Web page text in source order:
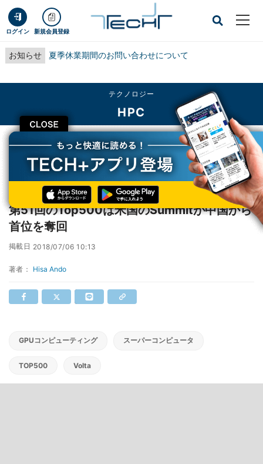
ログイン 新規会員登録
お知らせ 夏季休業期間のお問い合わせについて
CLOSE
テクノロジー
HPC
TECH+ テクノロジー
HPC
第51回のTop500は米国のSummitが中国から首位を奪回
第51回のTop500は米国のSummitが中国から
首位を奪回
掲載日 2018/07/06 10:13
著者： Hisa Ando
GPUコンピューティング スーパーコンピュータ
TOP500 Volta